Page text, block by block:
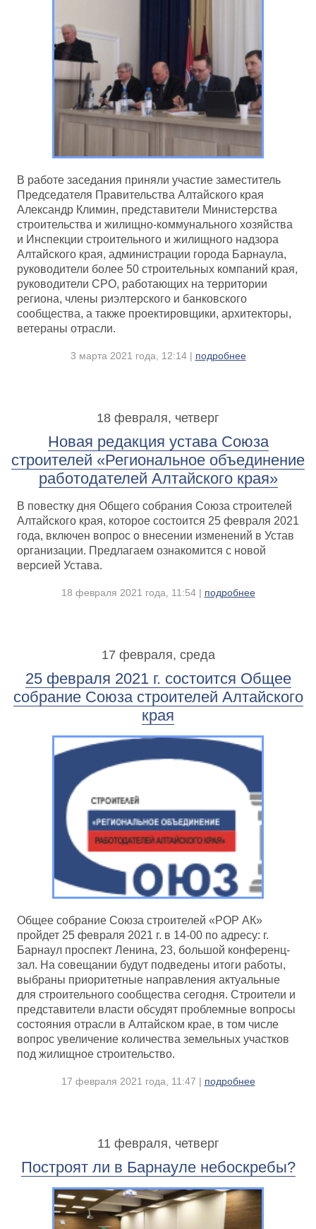
В работе заседания приняли участие заместитель
Председателя Правительства Алтайского края
Александр Климин, представители Министерства
строительства и жилищно-коммунального хозяйства
и Инспекции строительного и жилищного надзора
Алтайского края, администрации города Барнаула,
руководители более 50 строительных компаний края,
руководители СРО, работающих на территории
региона, члены риэлтерского и банковского
сообщества, а также проектировщики, архитекторы,
ветераны отрасли.
3 марта 2021 года, 12:14 | подробнее
18 февраля, четверг
Новая редакция устава Союза
строителей «Региональное объединение
работодателей Алтайского края»
В повестку дня Общего собрания Союза строителей
Алтайского края, которое состоится 25 февраля 2021
года, включен вопрос о внесении изменений в Устав
организации. Предлагаем ознакомится с новой
версией Устава.
18 февраля 2021 года, 11:54 | подробнее
17 февраля, среда
25 февраля 2021 г. состоится Общее
собрание Союза строителей Алтайского
края
Общее собрание Союза строителей «РОР АК»
пройдет 25 февраля 2021 г. в 14-00 по адресу: г.
Барнаул проспект Ленина, 23, большой конференц-
зал. На совещании будут подведены итоги работы,
выбраны приоритетные направления актуальные
для строительного сообщества сегодня. Строители и
представители власти обсудят проблемные вопросы
состояния отрасли в Алтайском крае, в том числе
вопрос увеличение количества земельных участков
под жилищное строительство.
17 февраля 2021 года, 11:47 | подробнее
11 февраля, четверг
Построят ли в Барнауле небоскребы?